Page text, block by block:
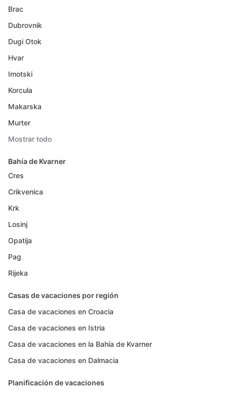
Brac
Dubrovnik
Dugi Otok
Hvar
Imotski
Korcula
Makarska
Murter
Mostrar todo
Bahía de Kvarner
Cres
Crikvenica
Krk
Losinj
Opatija
Pag
Rijeka
Casas de vacaciones por región
Casa de vacaciones en Croacia
Casa de vacaciones en Istria
Casa de vacaciones en la Bahía de Kvarner
Casa de vacaciones en Dalmacia
Planificación de vacaciones